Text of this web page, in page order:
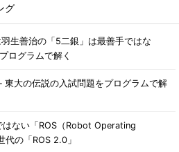
グ
生善治の「5二銀」は最善手ではな
ログラムで解く
大の伝説の入試問題をプログラムで解
はない「ROS（Robot Operating
の「ROS 2.0」